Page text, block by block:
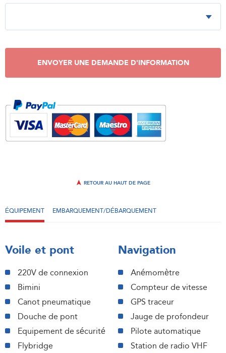
ENVOYER UNE DEMANDE D'INFORMATION
RETOUR AU HAUT DE PAGE
ÉQUIPEMENT EMBARQUEMENT/DÉBARQUEMENT
Voile et pont
220V de connexion
Bimini
Canot pneumatique
Douche de pont
Equipement de sécurité
Flybridge
Navigation
Anémomètre
Compteur de vitesse
GPS traceur
Jauge de profondeur
Pilote automatique
Station de radio VHF